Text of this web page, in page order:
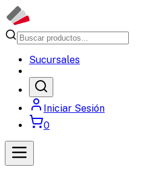
Sucursales
Iniciar Sesión
0